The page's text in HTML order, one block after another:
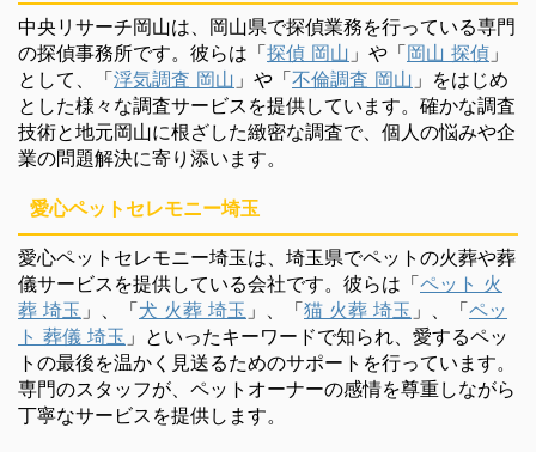
中央リサーチ岡山は、岡山県で探偵業務を行っている専門
の探偵事務所です。彼らは「探偵 岡山 」や「岡山 探偵 」
として、「浮気調査 岡山 」や「不倫調査 岡山 」をはじめ
とした様々な調査サービスを提供しています。確かな調査
技術と地元岡山に根ざした緻密な調査で、個人の悩みや企
業の問題解決に寄り添います。
愛心ペットセレモニー埼玉
愛心ペットセレモニー埼玉は、埼玉県でペットの火葬や葬
儀サービスを提供している会社です。彼らは「ペット 火
葬 埼玉 」、「犬 火葬 埼玉 」、「猫 火葬 埼玉 」、「ペッ
ト 葬儀 埼玉 」といったキーワードで知られ、愛するペッ
トの最後を温かく見送るためのサポートを行っています。
専門のスタッフが、ペットオーナーの感情を尊重しながら
丁寧なサービスを提供します。